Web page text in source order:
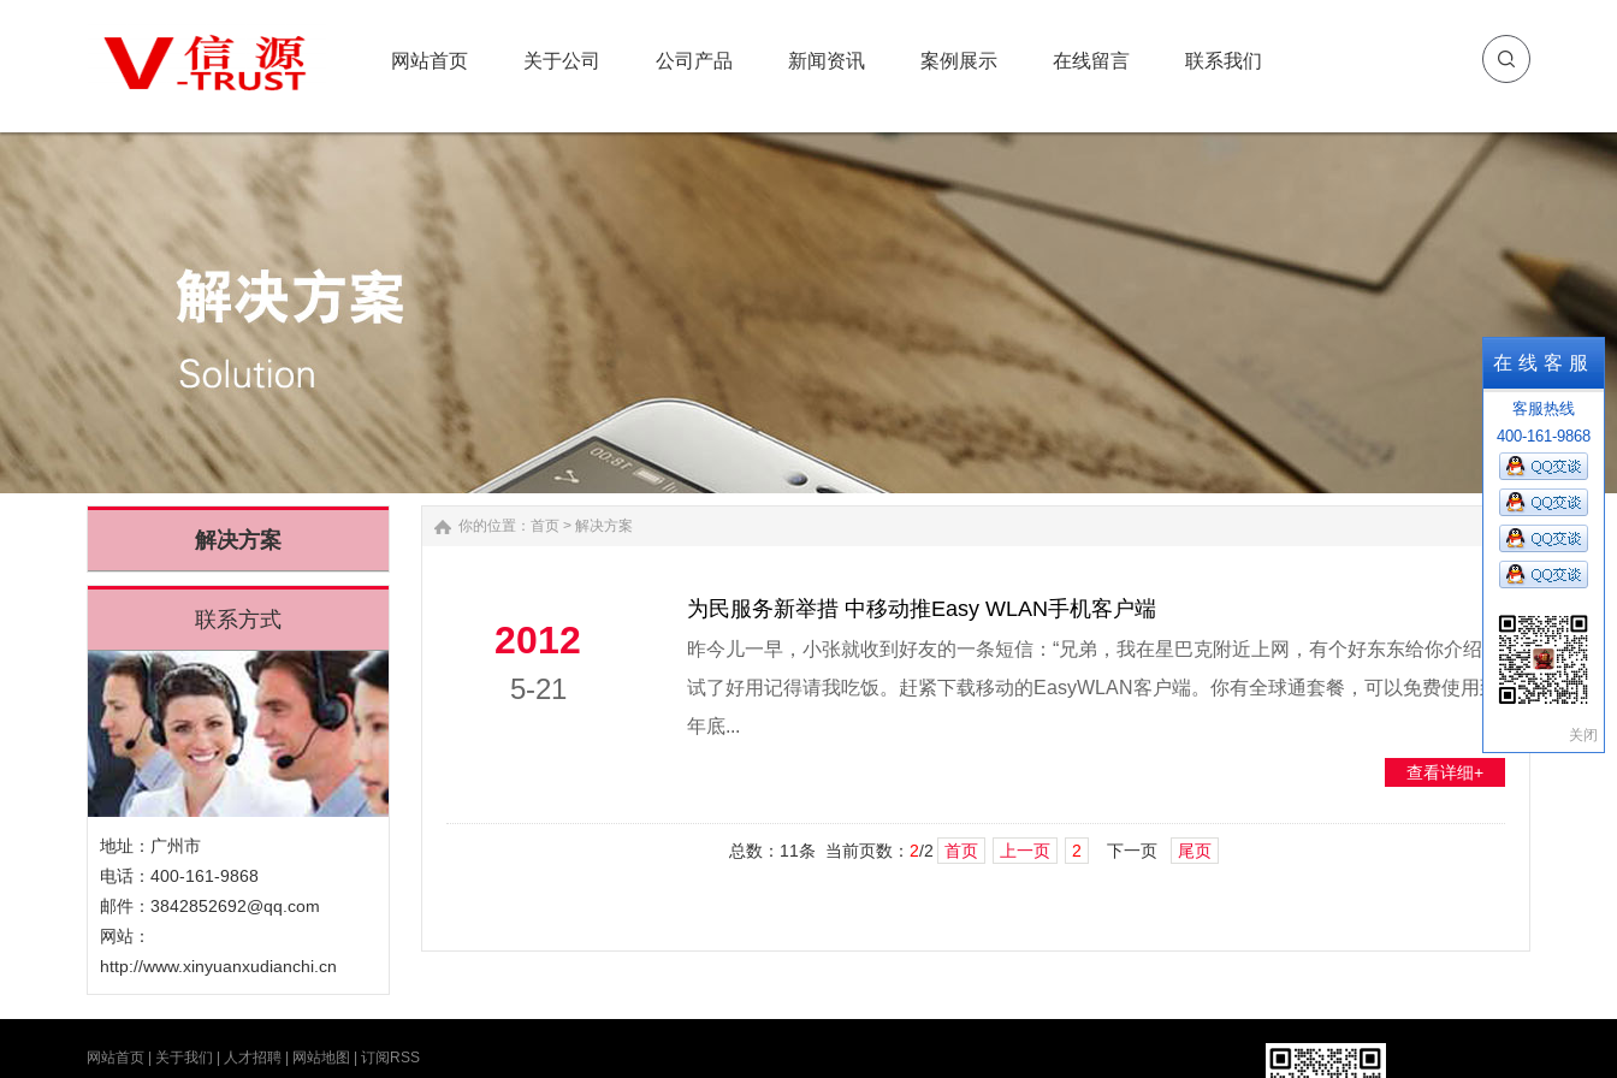
网站首页 关于公司 公司产品 新闻资讯 案例展示 在线留言 联系我们
解决方案
联系方式
地址：广州市
电话：400-161-9868
邮件：3842852692@qq.com
网站：
http://www.xinyuanxudianchi.cn
你的位置： 首页 > 解决方案
2012
5-21
为民服务新举措 中移动推Easy WLAN手机客户端
昨今儿一早，小张就收到好友的一条短信：“兄弟，我在星巴克附近上网，有个好东东给你介绍，
试了好用记得请我吃饭。赶紧下载移动的EasyWLAN客户端。你有全球通套餐，可以免费使用到
年底...
查看详细+
总数：11条 当前页数： 2/2 首页 上一页 2 下一页 尾页
网站首页 关于我们 人才招聘 网站地图 订阅RSS
在线客服
客服热线
400-161-9868
关闭